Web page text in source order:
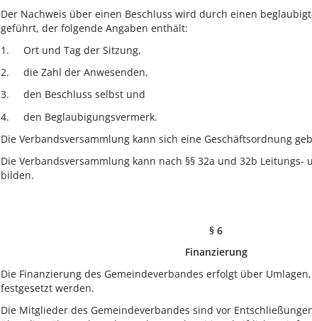
Der Nachweis über einen Beschluss wird durch einen
geführt, der folgende Angaben enthält:
Ort und Tag der Sitzung,
die Zahl der Anwesenden,
den Beschluss selbst und
den Beglaubigungsvermerk.
Die Verbandsversammlung kann sich eine Geschäftsordnung
Die Verbandsversammlung kann nach §§ 32a und 32b Leitungs-
bilden.
§ 6
Finanzierung
Die Finanzierung des Gemeindeverbandes erfolgt über
festgesetzt werden.
Die Mitglieder des Gemeindeverbandes sind vor